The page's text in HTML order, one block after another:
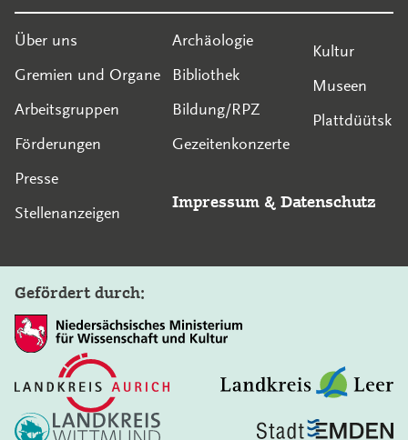
Über uns
Gremien und Organe
Arbeitsgruppen
Förderungen
Presse
Stellenanzeigen
Archäologie
Bibliothek
Bildung/RPZ
Gezeitenkonzerte
Kultur
Museen
Plattdüütsk
Impressum & Datenschutz
Gefördert durch: